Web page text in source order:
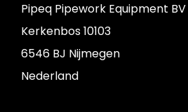
Pipeq Pipework Equipment BV
Kerkenbos 10103
6546 BJ Nijmegen
Nederland